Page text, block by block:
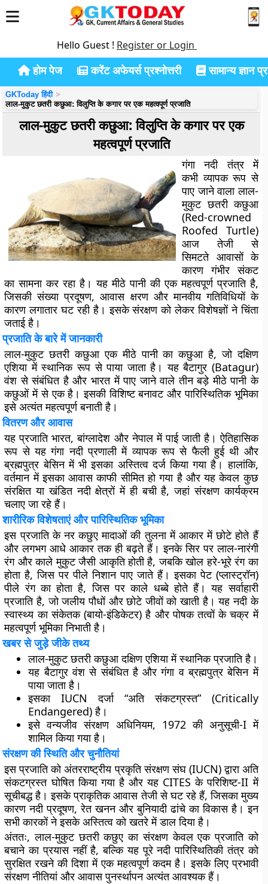
Hello Guest ! Register or Login
होम पेज करेंट अफेयर्स प्रश्नोत्तरी सामान्य ज्ञान
GKToday हिंदी
लाल-मुकुट छतरी कछुआ: विलुप्ति के कगार पर एक महत्वपूर्ण प्रजाति
लाल-मुकुट छतरी कछुआ: विलुप्ति के कगार पर एक
महत्वपूर्ण प्रजाति
गंगा नदी तंत्र में
कभी व्यापक रूप से
पाए जाने वाला लाल-
मुकुट छतरी कछुआ
(Red-crowned
Roofed Turtle)
आज तेजी से
सिमटते आवासों के
कारण गंभीर संकट
का सामना कर रहा है। यह मीठे पानी की एक महत्वपूर्ण प्रजाति है,
जिसकी संख्या प्रदूषण, आवास क्षरण और मानवीय गतिविधियों के
कारण लगातार घट रही है। इसके संरक्षण को लेकर विशेषज्ञों ने चिंता
जताई है।
प्रजाति के बारे में जानकारी
लाल-मुकुट छतरी कछुआ एक मीठे पानी का कछुआ है, जो दक्षिण
एशिया में स्थानिक रूप से पाया जाता है। यह बैटागुर (Batagur)
वंश से संबंधित है और भारत में पाए जाने वाले तीन बड़े मीठे पानी के
कछुओं में से एक है। इसकी विशिष्ट बनावट और पारिस्थितिक भूमिका
इसे अत्यंत महत्वपूर्ण बनाती है।
वितरण और आवास
यह प्रजाति भारत, बांग्लादेश और नेपाल में पाई जाती है। ऐतिहासिक
रूप से यह गंगा नदी प्रणाली में व्यापक रूप से फैली हुई थी और
ब्रह्मपुत्र बेसिन में भी इसका अस्तित्व दर्ज किया गया है। हालांकि,
वर्तमान में इसका आवास काफी सीमित हो गया है और यह केवल कुछ
संरक्षित या खंडित नदी क्षेत्रों में ही बची है, जहां संरक्षण कार्यक्रम
चलाए जा रहे हैं।
शारीरिक विशेषताएं और पारिस्थितिक भूमिका
इस प्रजाति के नर कछुए मादाओं की तुलना में आकार में छोटे होते हैं
और लगभग आधे आकार तक ही बढ़ते हैं। इनके सिर पर लाल-नारंगी
रंग और काले मुकुट जैसी आकृति होती है, जबकि खोल हरे-भूरे रंग का
होता है, जिस पर पीले निशान पाए जाते हैं। इसका पेट (प्लास्ट्रॉन)
पीले रंग का होता है, जिस पर काले धब्बे होते हैं। यह सर्वाहारी
प्रजाति है, जो जलीय पौधों और छोटे जीवों को खाती है। यह नदी के
स्वास्थ्य का संकेतक (बायो-इंडिकेटर) है और पोषक तत्वों के चक्र में
महत्वपूर्ण भूमिका निभाती है।
खबर से जुड़े जीके तथ्य
लाल-मुकुट छतरी कछुआ दक्षिण एशिया में स्थानिक प्रजाति है।
यह बैटागुर वंश से संबंधित है और गंगा व ब्रह्मपुत्र बेसिन में
पाया जाता है।
इसका IUCN दर्जा “अति संकटग्रस्त” (Critically
Endangered) है।
इसे वन्यजीव संरक्षण अधिनियम, 1972 की अनुसूची-I में
शामिल किया गया है।
संरक्षण की स्थिति और चुनौतियां
इस प्रजाति को अंतरराष्ट्रीय प्रकृति संरक्षण संघ (IUCN) द्वारा अति
संकटग्रस्त घोषित किया गया है और यह CITES के परिशिष्ट-II में
सूचीबद्ध है। इसके प्राकृतिक आवास तेजी से घट रहे हैं, जिसका मुख्य
कारण नदी प्रदूषण, रेत खनन और बुनियादी ढांचे का विकास है। इन
सभी कारकों ने इसके अस्तित्व को खतरे में डाल दिया है।
अंततः, लाल-मुकुट छतरी कछुए का संरक्षण केवल एक प्रजाति को
बचाने का प्रयास नहीं है, बल्कि यह पूरे नदी पारिस्थितिकी तंत्र को
सुरक्षित रखने की दिशा में एक महत्वपूर्ण कदम है। इसके लिए प्रभावी
संरक्षण नीतियां और आवास पुनर्स्थापन अत्यंत आवश्यक हैं।